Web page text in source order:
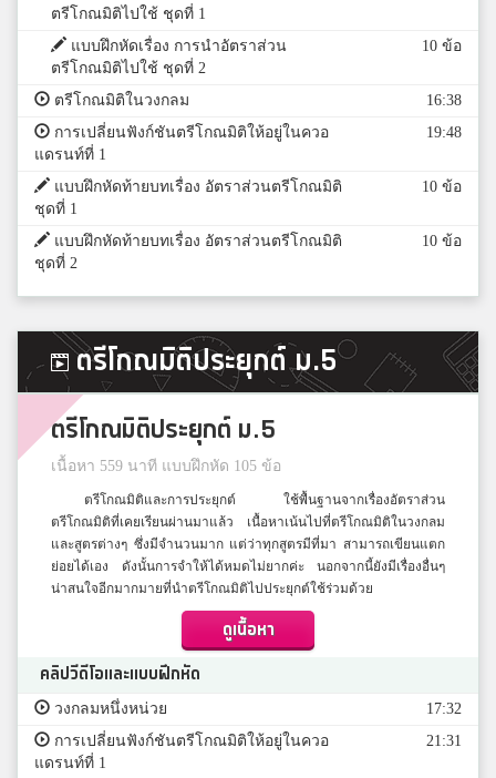
ตรีโกณมิติไปใช้ ชุดที่ 1
แบบฝึกหัดเรื่อง การนำอัตราส่วน
ตรีโกณมิติไปใช้ ชุดที่ 2
10 ข้อ
ตรีโกณมิติในวงกลม
16:38
การเปลี่ยนฟังก์ชันตรีโกณมิติให้อยู่ในควอ
แดรนท์ที่ 1
19:48
แบบฝึกหัดท้ายบทเรื่อง อัตราส่วนตรีโกณมิติ
ชุดที่ 1
10 ข้อ
แบบฝึกหัดท้ายบทเรื่อง อัตราส่วนตรีโกณมิติ
ชุดที่ 2
10 ข้อ
ตรีโกณมิติประยุกต์ ม.5
ตรีโกณมิติประยุกต์ ม.5
เนื้อหา 559 นาที แบบฝึกหัด 105 ข้อ
ตรีโกณมิติและการประยุกต์ ใช้พื้นฐานจากเรื่องอัตราส่วน
ตรีโกณมิติที่เคยเรียนผ่านมาแล้ว เนื้อหาเน้นไปที่ตรีโกณมิติในวงกลม
และสูตรต่างๆ ซึ่งมีจำนวนมาก แต่ว่าทุกสูตรมีที่มา สามารถเขียนแตก
ย่อยได้เอง ดังนั้นการจำให้ได้หมดไม่ยากค่ะ นอกจากนี้ยังมีเรื่องอื่นๆ
น่าสนใจอีกมากมายที่นำตรีโกณมิติไปประยุกต์ใช้ร่วมด้วย
ดูเนื้อหา
คลิปวีดีโอและแบบฝึกหัด
วงกลมหนึ่งหน่วย
17:32
การเปลี่ยนฟังก์ชันตรีโกณมิติให้อยู่ในควอ
แดรนท์ที่ 1
21:31